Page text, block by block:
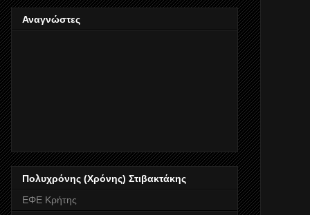
Αναγνώστες
Πολυχρόνης (Χρόνης) Στιβακτάκης
ΕΦΕ Κρήτης